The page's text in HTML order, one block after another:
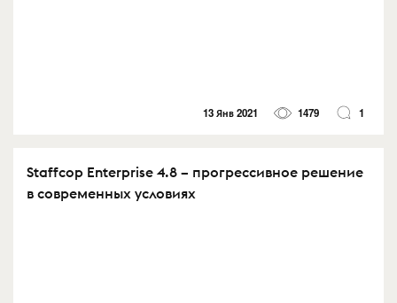
13 Янв 2021 1479 1
Staffcop Enterprise 4.8 – прогрессивное решение
в современных условиях